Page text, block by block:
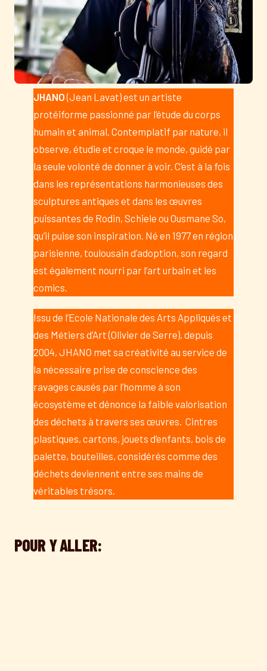
JHANO(Jean Lavat) est un artiste
protéiforme passionné par l’étude du corps
humain et animal. Contemplatif par nature, il
observe, étudie et croque le monde, guidé par
la seule volonté de donner à voir. C’est à la fois
dans les représentations harmonieuses des
sculptures antiques et dans les œuvres
puissantes de Rodin, Schiele ou Ousmane So,
qu’il puise son inspiration. Né en 1977 en région
parisienne, toulousain d’adoption, son regard
est également nourri par l’art urbain et les
comics.
Issu de l’Ecole Nationale des Arts Appliqués et
des Métiers d’Art (Olivier de Serre), depuis
2004, JHANO met sa créativité au service de
la nécessaire prise de conscience des
ravages causés par l’homme à son
écosystème et dénonce la faible valorisation
des déchets à travers ses œuvres. Cintres
plastiques, cartons, jouets d’enfants, bois de
palette, bouteilles, considérés comme des
déchets deviennent entre ses mains de
véritables trésors.
POUR Y ALLER: